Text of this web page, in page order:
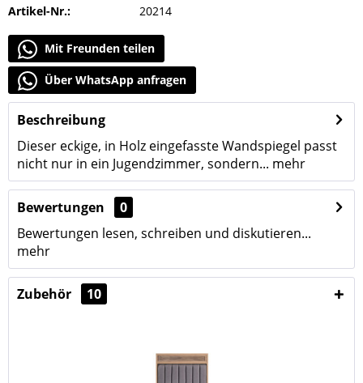
Artikel-Nr.: 20214
Mit Freunden teilen
Über WhatsApp anfragen
Beschreibung
Dieser eckige, in Holz eingefasste Wandspiegel passt
nicht nur in ein Jugendzimmer, sondern... mehr
Bewertungen
0
Bewertungen lesen, schreiben und diskutieren...
mehr
Zubehör 10